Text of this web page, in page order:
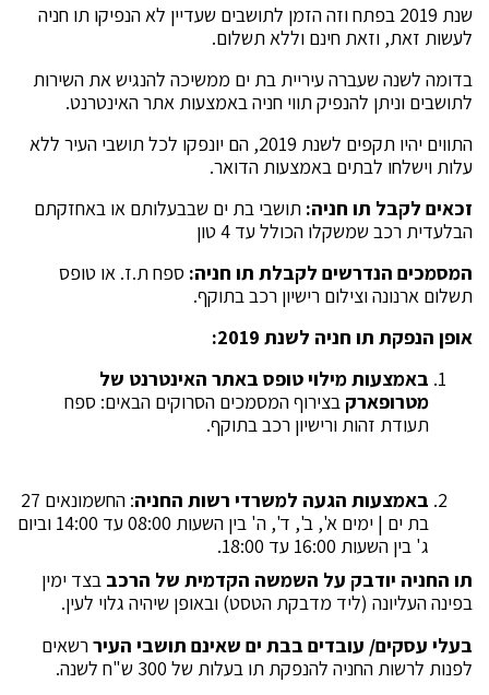
שנת 2019 בפתח וזה הזמן לתושבים שעדיין לא הנפיקו תו חניה
לעשות זאת, וזאת חינם וללא תשלום.
בדומה לשנה שעברה עיריית בת ים ממשיכה להנגיש את השירות
לתושבים וניתן להנפיק תווי חניה באמצעות אתר האינטרנט.
התווים יהיו תקפים לשנת 2019, הם יונפקו לכל תושבי העיר ללא
עלות וישלחו לבתים באמצעות הדואר.
זכאים לקבל תו חניה: תושבי בת ים שבבעלותם או באחזקתם
הבלעדית רכב שמשקלו הכולל עד 4 טון
המסמכים הנדרשים לקבלת תו חניה: ספח ת.ז. או טופס
תשלום ארנונה וצילום רישיון רכב בתוקף.
אופן הנפקת תו חניה לשנת 2019:
באמצעות מילוי טופס באתר האינטרנט של
מטרופארק בצירוף המסמכים הסרוקים הבאים: ספח
תעודת זהות ורישיון רכב בתוקף.
באמצעות הגעה למשרדי רשות החניה
: החשמונאים 27
בת ים | ימים א', ב', ד', ה' בין השעות 08:00 עד 14:00 וביום
ג' בין השעות 16:00 עד 18:00.
תו החניה יודבק על השמשה הקדמית של הרכב בצד ימין
בפינה העליונה (ליד מדבקת הטסט) ובאופן שיהיה גלוי לעין.
בעלי עסקים/ עובדים בבת ים שאינם תושבי העיררשאים
לפנות לרשות החניה להנפקת תו בעלות של 300 ש"ח לשנה.